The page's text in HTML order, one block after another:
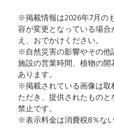
※掲載情報は2026年7月の
容が変更となっている場
え、おでかけください。
※自然災害の影響やその他
施設の営業時間、植物の
あります。
※掲載されている画像は取
ただき、提供されたもの
禁止です。
※表示料金は消費税8％な